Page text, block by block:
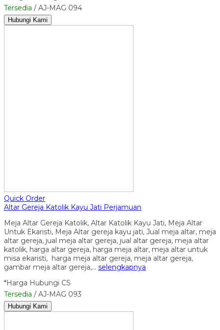
Tersedia / AJ-MAG 094
Hubungi Kami
Quick Order
Altar Gereja Katolik Kayu Jati Perjamuan
Meja Altar Gereja Katolik, Altar Katolik Kayu Jati, Meja Altar
Untuk Ekaristi, Meja Altar gereja kayu jati, Jual meja altar, meja
altar gereja, jual meja altar gereja, jual altar gereja, meja altar
katolik, harga altar gereja, harga meja altar, meja altar untuk
misa ekaristi, harga meja altar gereja, meja altar gereja,
gambar meja altar gereja,… selengkapnya
*Harga Hubungi CS
Tersedia / AJ-MAG 093
Hubungi Kami